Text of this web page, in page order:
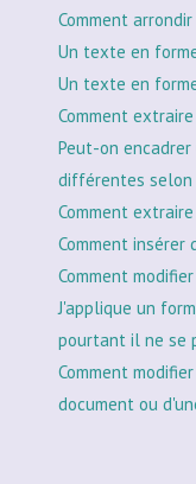
Comment
Un texte en
Un texte en
Comment
Peut-on
différentes selon
Comment
Comment insérer
Comment
J'applique un
pourtant il ne se
Comment
document ou